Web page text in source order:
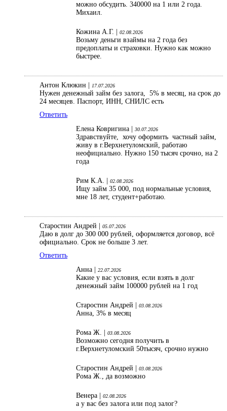
можно обсудить. 340000 на 1 или 2 года.
Михаил.
Кожина А.Г. | 02.08.2026
Возьму деньги взаймы на 2 года без
предоплаты и страховки. Нужно как можно
быстрее.
Антон Клюкин | 17.07.2026
Нужен денежный займ без залога, 5% в месяц, на срок до
24 месяцев. Паспорт, ИНН, СНИЛС есть
Ответить
Елена Ковригина |
30.07.2026
Здравствуйте, хочу оформить частный займ,
живу в г.Верхнетуломский, работаю
неофициально. Нужно 150 тысяч срочно, на 2
года
Рим К.А. | 02.08.2026
Ищу займ 35 000, под нормальные условия,
мне 18 лет, студент+работаю.
Старостин Андрей | 05.07.2026
Даю в долг до 300 000 рублей, оформляется договор, всё
официально. Срок не больше 3 лет.
Ответить
Анна |
22.07.2026
Какие у вас условия, если взять в долг
денежный займ 100000 рублей на 1 год
Старостин Андрей | 03.08.2026
Анна, 3% в месяц
Рома Ж. | 03.08.2026
Возможно сегодня получить в
г.Верхнетуломский 50тысяч, срочно нужно
Старостин Андрей | 03.08.2026
Рома Ж., да возможно
Венера | 02.08.2026
а у вас без залога или под залог?